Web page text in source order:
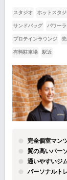
スタジオ ホットスタジ
サンドバッグ パワー
プロテインラウンジ
有料駐車場 駅近
完全個室マン
質の高いパー
通いやすいジ
パーソナルト